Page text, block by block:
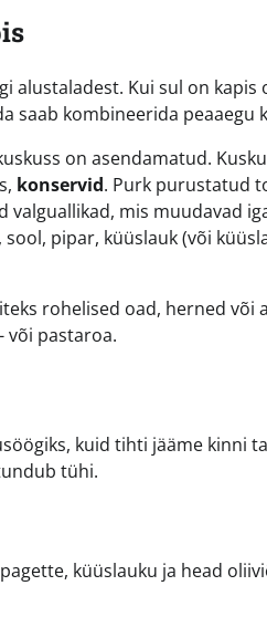
Kui sul on kapis
saab kombineerida peaaegu
on asendamatud.
konservid. Purk purustatud
mis muudavad
sool, pipar, küüslauk (või
rohelised oad, herned või
või pastaroa.
kuid tihti jääme kinni
tühi.
küüslauku ja head